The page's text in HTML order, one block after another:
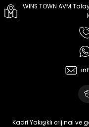
WINS TOWN AVM
Kadri Yakışıklı orijinal